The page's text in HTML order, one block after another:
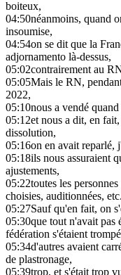
boiteux,
04:50néanmoins, quand
insoumise,
04:54on se dit que la
adjornamento là-dessus,
05:02contrairement au
05:05Mais le RN,
2022,
05:10nous a vendé
05:12et nous a dit, en
dissolution,
05:16on en avait reparlé,
05:18ils nous assuraient
ajustements,
05:22toutes les
choisies, auditionnées, etc.
05:27Sauf qu'en fait, on
05:30que tout n'avait pas
fédération s'étaient
05:34d'autres avaient
de plastronage,
05:39trop, et s'était trop